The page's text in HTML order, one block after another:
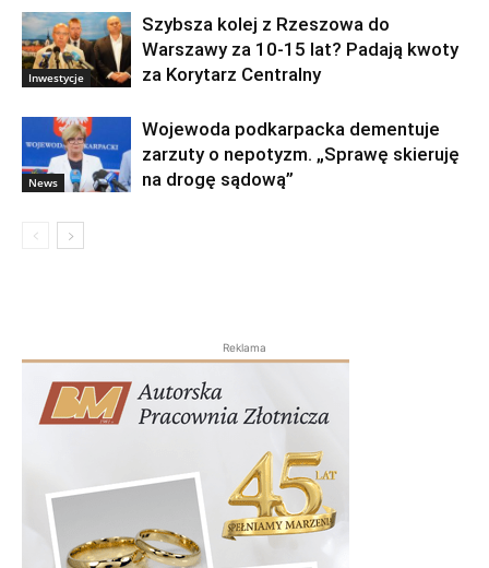
Inwestycje
Szybsza kolej z Rzeszowa do
Warszawy za 10-15 lat? Padają kwoty
za Korytarz Centralny
News
Wojewoda podkarpacka dementuje
zarzuty o nepotyzm. „Sprawę skieruję
na drogę sądową”
Reklama